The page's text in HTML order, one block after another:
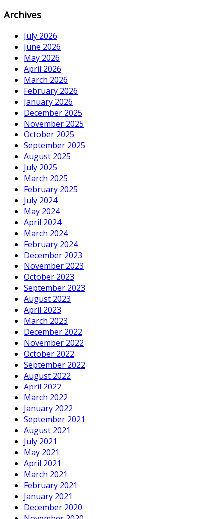
Archives
July 2026
June 2026
May 2026
April 2026
March 2026
February 2026
January 2026
December 2025
November 2025
October 2025
September 2025
August 2025
July 2025
March 2025
February 2025
July 2024
May 2024
April 2024
March 2024
February 2024
December 2023
November 2023
October 2023
September 2023
August 2023
April 2023
March 2023
December 2022
November 2022
October 2022
September 2022
August 2022
April 2022
March 2022
January 2022
September 2021
August 2021
July 2021
May 2021
April 2021
March 2021
February 2021
January 2021
December 2020